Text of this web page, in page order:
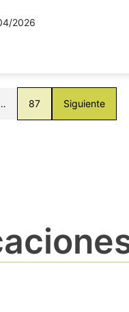
2026
87 Siguiente